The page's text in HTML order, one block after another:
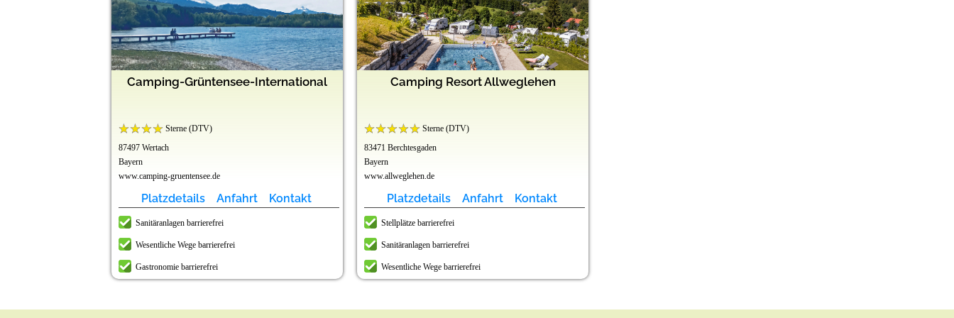
Camping-Grüntensee-International
Sterne (DTV)
87497 Wertach
Bayern
www.camping-gruentensee.de
Platzdetails Anfahrt Kontakt
Sanitäranlagen barrierefrei
Wesentliche Wege barrierefrei
Gastronomie barrierefrei
Camping Resort Allweglehen
Sterne (DTV)
83471 Berchtesgaden
Bayern
www.allweglehen.de
Platzdetails Anfahrt Kontakt
Stellplätze barrierefrei
Sanitäranlagen barrierefrei
Wesentliche Wege barrierefrei